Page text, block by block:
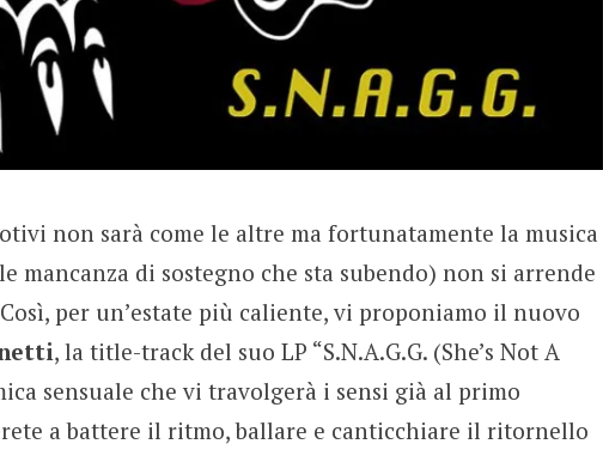
non sarà come le altre ma fortunatamente la musica
mancanza di sostegno che sta subendo) non si arrende
per un’estate più caliente, vi proponiamo il nuovo
, la title-track del suo LP “S.N.A.G.G. (She’s Not A
sensuale che vi travolgerà i sensi già al primo
a battere il ritmo, ballare e canticchiare il ritornello